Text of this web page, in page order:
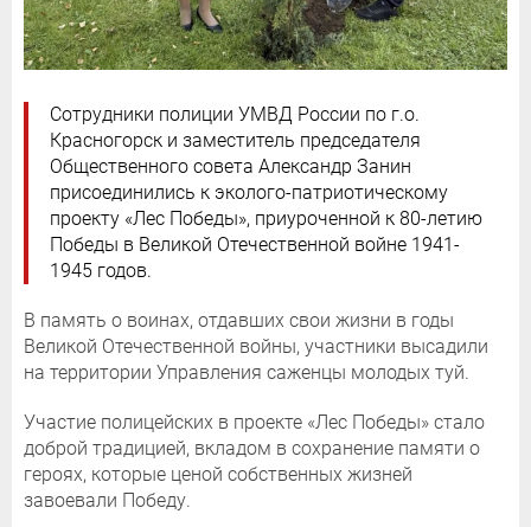
Сотрудники полиции УМВД России по г.о.
Красногорск и заместитель председателя
Общественного совета Александр Занин
присоединились к эколого-патриотическому
проекту «Лес Победы», приуроченной к 80-летию
Победы в Великой Отечественной войне 1941-
1945 годов.
В память о воинах, отдавших свои жизни в годы
Великой Отечественной войны, участники высадили
на территории Управления саженцы молодых туй.
Участие полицейских в проекте «Лес Победы» стало
доброй традицией, вкладом в сохранение памяти о
героях, которые ценой собственных жизней
завоевали Победу.